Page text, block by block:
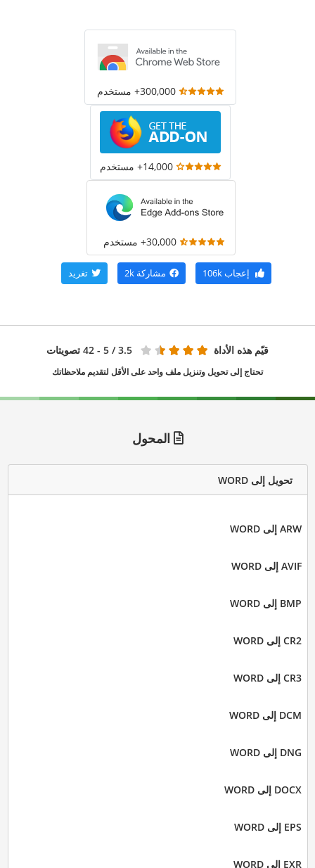
300,000+ مستخدم
14,000+ مستخدم
30,000+ مستخدم
إعجاب106k مشاركة 2k تغريد
قيّم هذه الأداة 3.5 / 5 - 42 تصويتات
تحتاج إلى تحويل وتنزيل ملف واحد على الأقل لتقديم ملاحظاتك
المحول
تحويل إلى WORD
ARW إلى WORD
AVIF إلى WORD
BMP إلى WORD
CR2 إلى WORD
CR3 إلى WORD
DCM إلى WORD
DNG إلى WORD
DOCX إلى WORD
EPS إلى WORD
EXR إلى WORD